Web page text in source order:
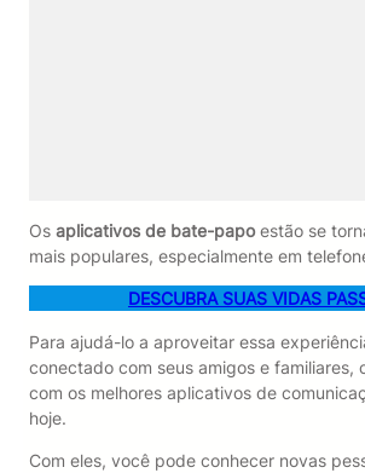
Os aplicativos de bate-papoestão se
mais populares, especialmente em
DESCUBRA SUAS VIDAS
Para ajudá-lo a aproveitar essa
conectado com seus amigos e familiares,
com os melhores aplicativos de
hoje.
Com eles, você pode conhecer novas